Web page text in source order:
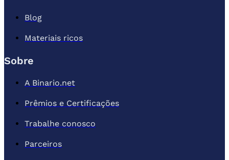
Blog
Materiais ricos
Sobre
A Binario.net
Prêmios e Certificações
Trabalhe conosco
Parceiros